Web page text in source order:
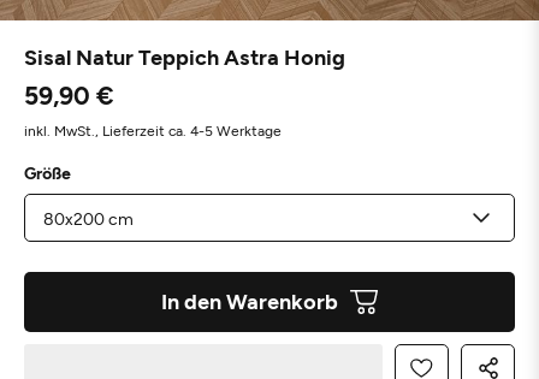
Sisal Natur Teppich Astra Honig
59,90 €
inkl. MwSt., Lieferzeit ca. 4-5 Werktage
Größe
In den Warenkorb